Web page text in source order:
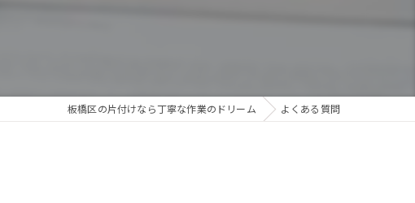
板橋区の片付けなら丁寧な作業のドリーム よくある質問